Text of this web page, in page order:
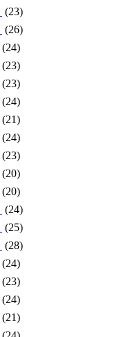
(23)
(26)
(24)
(23)
(23)
(24)
(21)
(24)
(23)
(20)
(20)
(24)
(25)
(28)
(24)
(23)
(24)
(21)